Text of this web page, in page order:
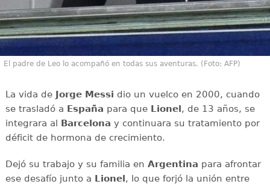
El padre de Leo lo acompañó en todas sus aventuras. (Foto: AFP)
La vida de Jorge Messi dio un vuelco en 2000, cuando
se trasladó a España para que Lionel, de 13 años, se
integrara al Barcelona y continuara su tratamiento por
déficit de hormona de crecimiento.
Dejó su trabajo y su familia en Argentina para afrontar
ese desafío junto a Lionel, lo que forjó la unión entre